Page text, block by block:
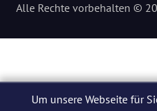
Alle Rechte vorbehalten ©
Um unsere Webseite für